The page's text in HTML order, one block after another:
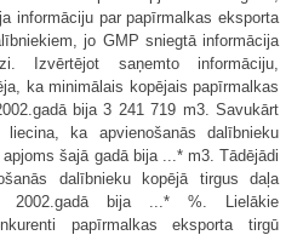
informāciju par papīrmalkas eksporta
jo GMP sniegtā informācija
Izvērtējot saņemto informāciju,
ka minimālais kopējais papīrmalkas
bija 3 241 719 m3. Savukārt
liecina, ka apvienošanās dalībnieku
šajā gadā bija ...* m3. Tādējādi
dalībnieku kopējā tirgus daļa
2002.gadā bija ...* %. Lielākie
papīrmalkas eksporta tirgū